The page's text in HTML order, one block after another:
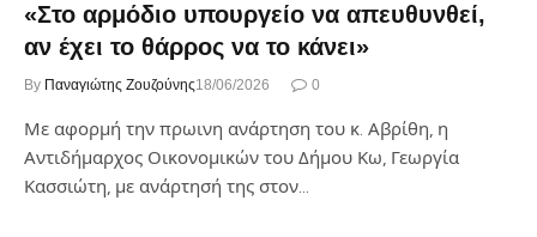
«Στο αρμόδιο υπουργείο να απευθυνθεί,
αν έχει το θάρρος να το κάνει»
By Παναγιώτης Ζουζούνης18/06/2026 0
Με αφορμή την πρωινη ανάρτηση του κ. Αβρίθη, η
Αντιδήμαρχος Οικονομικών του Δήμου Κω, Γεωργία
Κασσιώτη, με ανάρτησή της στον…